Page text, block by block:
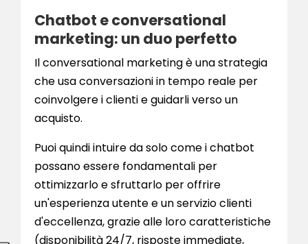
Chatbot e conversational
marketing: un duo perfetto
Il conversational marketing è una strategia
che usa conversazioni in tempo reale per
coinvolgere i clienti e guidarli verso un
acquisto.
Puoi quindi intuire da solo come i chatbot
possano essere fondamentali per
ottimizzarlo e sfruttarlo per offrire
un'esperienza utente e un servizio clienti
d'eccellenza, grazie alle loro caratteristiche
(disponibilità 24/7, risposte immediate,